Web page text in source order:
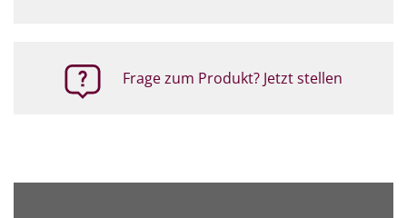
Frage zum Produkt? Jetzt stellen